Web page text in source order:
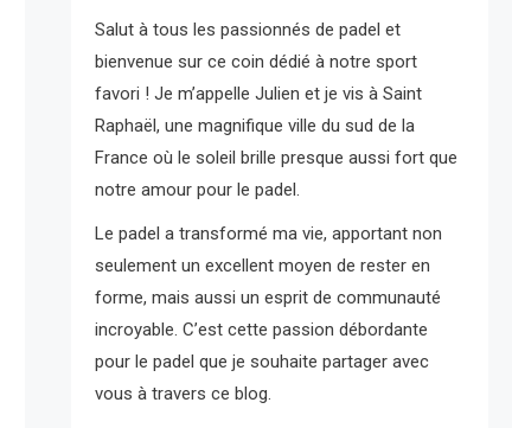
Salut à tous les passionnés de padel et
bienvenue sur ce coin dédié à notre sport
favori ! Je m’appelle Julien et je vis à Saint
Raphaël, une magnifique ville du sud de la
France où le soleil brille presque aussi fort que
notre amour pour le padel.
Le padel a transformé ma vie, apportant non
seulement un excellent moyen de rester en
forme, mais aussi un esprit de communauté
incroyable. C’est cette passion débordante
pour le padel que je souhaite partager avec
vous à travers ce blog.